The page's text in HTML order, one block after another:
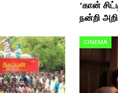
‘கான்
நன்றி
CINEMA